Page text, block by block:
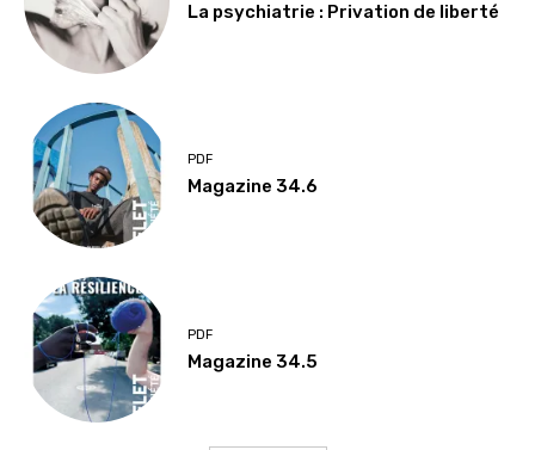
La psychiatrie : Privation de liberté
PDF
Magazine 34.6
PDF
Magazine 34.5